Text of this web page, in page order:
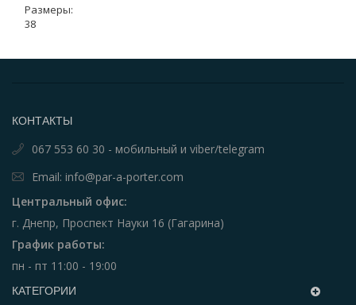
Размеры:
38
КОНТАКТЫ
067 553 60 30 - мобильный и viber/telegram
Email: info@par-a-porter.com
Центральный офис:
г. Днепр, Проспект Науки 16 (Гагарина)
График работы:
пн - пт 11:00 - 19:00
КАТЕГОРИИ